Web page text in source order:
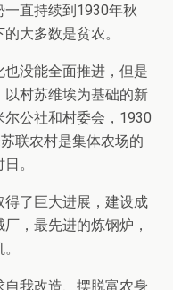
一直持续到1930年秋
大多数是贫农。
没能全面推进，但是
村苏维埃为基础的新
公社和村委会，1930
联农村是集体农场的
。
了巨大进展，建设成
，最先进的炼钢炉，
我改造、摆脱富农身